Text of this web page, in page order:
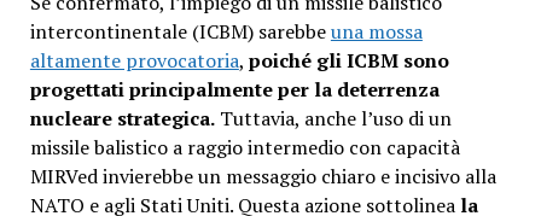
intercontinentale (ICBM) sarebbeuna mossa
altamente provocatoria, poiché gli ICBM sono
progettati principalmente per la deterrenza
nucleare strategica.Tuttavia, anche l’uso di un
missile balistico a raggio intermedio con capacità
MIRVed invierebbe un messaggio chiaro e incisivo alla
NATO e agli Stati Uniti. Questa azione sottolinea la